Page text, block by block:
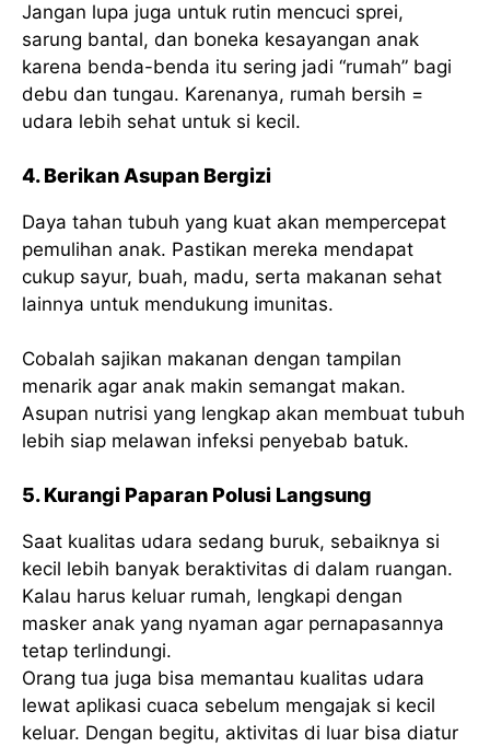
Jangan lupa juga untuk rutin mencuci sprei,
sarung bantal, dan boneka kesayangan anak
karena benda-benda itu sering jadi “rumah” bagi
debu dan tungau. Karenanya, rumah bersih =
udara lebih sehat untuk si kecil.
4. Berikan Asupan Bergizi
Daya tahan tubuh yang kuat akan mempercepat
pemulihan anak. Pastikan mereka mendapat
cukup sayur, buah, madu, serta makanan sehat
lainnya untuk mendukung imunitas.
Cobalah sajikan makanan dengan tampilan
menarik agar anak makin semangat makan.
Asupan nutrisi yang lengkap akan membuat tubuh
lebih siap melawan infeksi penyebab batuk.
5. Kurangi Paparan Polusi Langsung
Saat kualitas udara sedang buruk, sebaiknya si
kecil lebih banyak beraktivitas di dalam ruangan.
Kalau harus keluar rumah, lengkapi dengan
masker anak yang nyaman agar pernapasannya
tetap terlindungi.
Orang tua juga bisa memantau kualitas udara
lewat aplikasi cuaca sebelum mengajak si kecil
keluar. Dengan begitu, aktivitas di luar bisa diatur